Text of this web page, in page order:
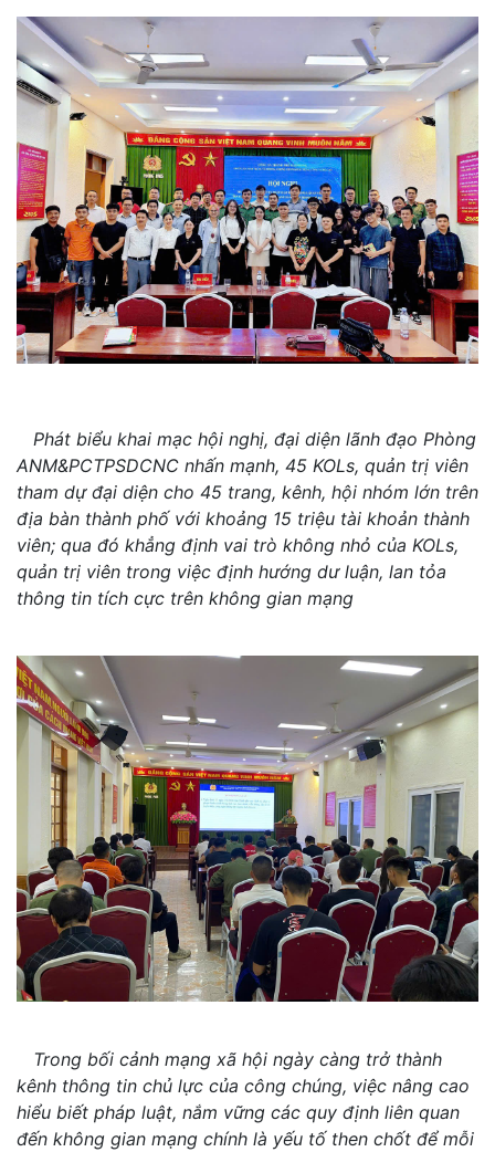
Phát biểu khai mạc hội nghị, đại diện lãnh đạo Phòng
ANM&PCTPSDCNC nhấn mạnh, 45 KOLs, quản trị viên
tham dự đại diện cho 45 trang, kênh, hội nhóm lớn trên
địa bàn thành phố với khoảng 15 triệu tài khoản thành
viên; qua đó khẳng định vai trò không nhỏ của KOLs,
quản trị viên trong việc định hướng dư luận, lan tỏa
thông tin tích cực trên không gian mạng
Trong bối cảnh mạng xã hội ngày càng trở thành
kênh thông tin chủ lực của công chúng, việc nâng cao
hiểu biết pháp luật, nắm vững các quy định liên quan
đến không gian mạng chính là yếu tố then chốt để mỗi